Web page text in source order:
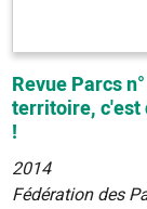
Revue Parcs
territoire, c'est
!
2014
Fédération des